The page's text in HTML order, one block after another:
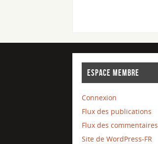
ESPACE MEMBRE
Connexion
Flux des publications
Flux des commentaires
Site de WordPress-FR